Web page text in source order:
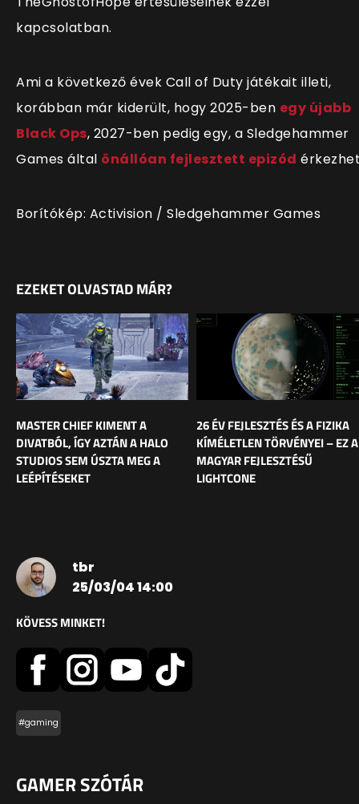
kapcsolatban.
Ami a következő évek Call of Duty játékait illeti,
korábban már kiderült, hogy 2025-ben egy újabb
Black Ops, 2027-ben pedig egy, a Sledgehammer
Games által önállóan fejlesztett epizód
Borítókép: Activision / Sledgehammer Games
EZEKET OLVASTAD MÁR?
MASTER CHIEF KIMENT A
DIVATBÓL, ÍGY AZTÁN A HALO
STUDIOS SEM ÚSZTA MEG A
LEÉPÍTÉSEKET
26 ÉV FEJLESZTÉS ÉS A FIZIKA
KÍMÉLETLEN TÖRVÉNYEI – EZ A
MAGYAR FEJLESZTÉSŰ
LIGHTCONE
tbr
25/03/04 14:00
KÖVESS MINKET!
#gaming
GAMER SZÓTÁR